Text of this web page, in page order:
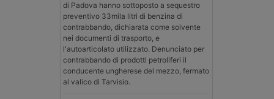
di Padova hanno sottoposto a sequestro
preventivo 33mila litri di benzina di
contrabbando, dichiarata come solvente
nei documenti di trasporto, e
l'autoarticolato utilizzato. Denunciato per
contrabbando di prodotti petroliferi il
conducente ungherese del mezzo, fermato
al valico di Tarvisio.